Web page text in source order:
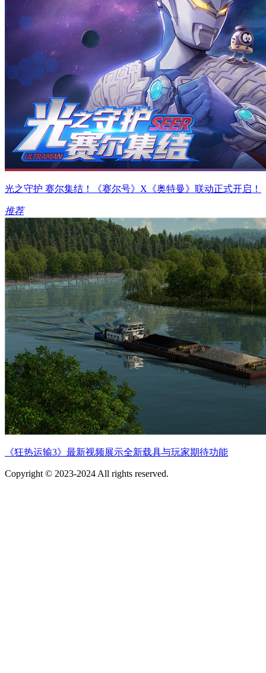
光之守护 赛尔集结！《赛尔号》X《奥特曼》联动正式开启！
推荐
《狂热运输3》最新视频展示全新载具与玩家期待功能
Copyright © 2023-2024 All rights reserved.